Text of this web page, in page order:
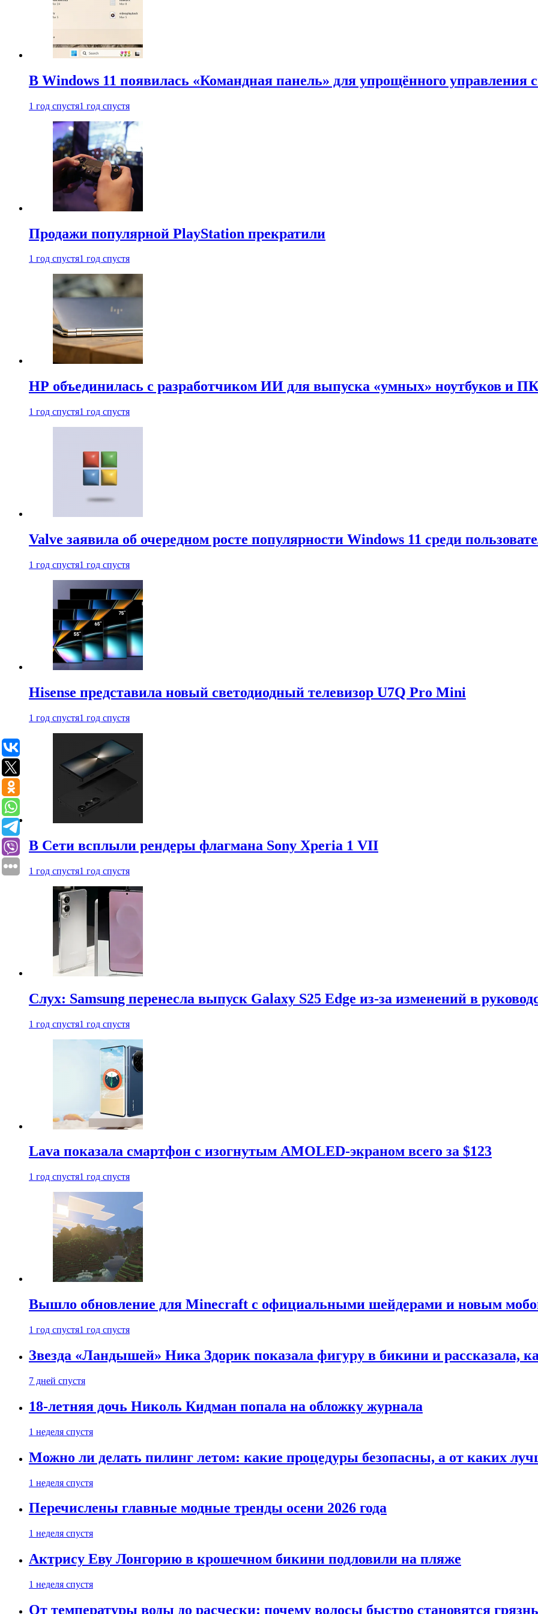
В Windows 11 появилась «Командная панель» для упрощённого управления
1 год спустя1 год спустя
Продажи популярной PlayStation прекратили
1 год спустя1 год спустя
HP объединилась с разработчиком ИИ для выпуска «умных» ноутбуков и ПК
1 год спустя1 год спустя
Valve заявила об очередном росте популярности Windows 11 среди
1 год спустя1 год спустя
Hisense представила новый светодиодный телевизор U7Q Pro Mini
1 год спустя1 год спустя
В Сети всплыли рендеры флагмана Sony Xperia 1 VII
1 год спустя1 год спустя
Слух: Samsung перенесла выпуск Galaxy S25 Edge из-за изменений в
1 год спустя1 год спустя
Lava показала смартфон с изогнутым AMOLED-экраном всего за $123
1 год спустя1 год спустя
Вышло обновление для Minecraft с официальными шейдерами и новым
1 год спустя1 год спустя
Звезда «Ландышей» Ника Здорик показала фигуру в бикини и рассказала,
7 дней спустя
18-летняя дочь Николь Кидман попала на обложку журнала
1 неделя спустя
Можно ли делать пилинг летом: какие процедуры безопасны, а от каких
1 неделя спустя
Перечислены главные модные тренды осени 2026 года
1 неделя спустя
Актрису Еву Лонгорию в крошечном бикини подловили на пляже
1 неделя спустя
От температуры воды до расчески: почему волосы быстро становятся